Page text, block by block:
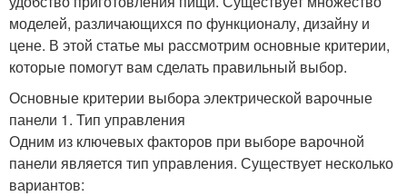
моделей, различающихся по функционалу, дизайну и
цене. В этой статье мы рассмотрим основные критерии,
которые помогут вам сделать правильный выбор.
Основные критерии выбора электрической варочные
панели 1. Тип управления
Одним из ключевых факторов при выборе варочной
панели является тип управления. Существует несколько
вариантов: